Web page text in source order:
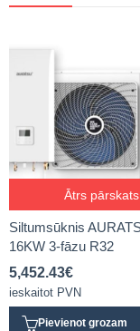
Ātrs pārskats
Siltumsūknis
16KW 3-fāzu R32
5,452.43€
ieskaitot PVN
Pievienot grozam